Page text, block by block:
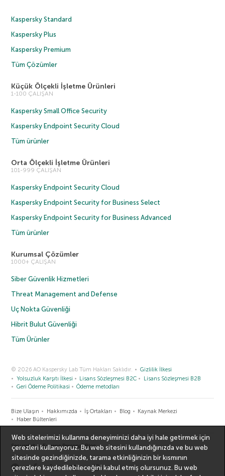
Kaspersky Standard
Kaspersky Plus
Kaspersky Premium
Tüm Çözümler
Küçük Ölçekli İşletme Ürünleri
1-100 ÇALIŞAN
Kaspersky Small Office Security
Kaspersky Endpoint Security Cloud
Tüm ürünler
Orta Ölçekli İşletme Ürünleri
101-999 ÇALIŞAN
Kaspersky Endpoint Security Cloud
Kaspersky Endpoint Security for Business Select
Kaspersky Endpoint Security for Business Advanced
Tüm ürünler
Kurumsal Çözümler
1000+ ÇALIŞAN
Siber Güvenlik Hizmetleri
Threat Management and Defense
Uç Nokta Güvenliği
Hibrit Bulut Güvenliği
Tüm Ürünler
© 2026 AO Kaspersky Lab Tüm Hakları Saklıdır.
Gizlilik İlkesi
Yolsuzluk Karşıtı İlkesi
Lisans Sözleşmesi B2C
Lisans Sözleşmesi B2B
Geri Ödeme Politikasi
Ödeme metodları
Bize Ulaşın Hakkımızda İş Ortakları Blog
Kaynak Merkezi
Haber Bültenleri
Securelist Eugene Personal Blog
Web sitelerimizi kullanma deneyiminizi daha iyi hale getirmek için
çerezleri kullanıyoruz. Bu web sitesini kullandığınızda ve bu web
sitesinde gezindiğinizde, tarama etkinliğinizin bir kısmının
çerezlere kaydedilebileceğini kabul etmiş olursunuz. Bu web